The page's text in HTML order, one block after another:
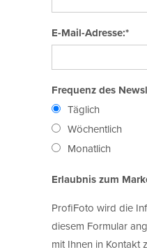
E-Mail-Adresse:*
Frequenz des
Täglich
Wöchentlich
Monatlich
Erlaubnis zum
ProfiFoto wird die
diesem Formular
mit Ihnen in Kontakt